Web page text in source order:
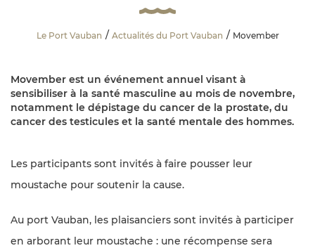
Le Port Vauban Actualités du Port Vauban Movember
Movember est un événement annuel visant à
sensibiliser à la santé masculine au mois de novembre,
notamment le dépistage du cancer de la prostate, du
cancer des testicules et la santé mentale des hommes.
Les participants sont invités à faire pousser leur
moustache pour soutenir la cause.
Au port Vauban, les plaisanciers sont invités à participer
en arborant leur moustache : une récompense sera